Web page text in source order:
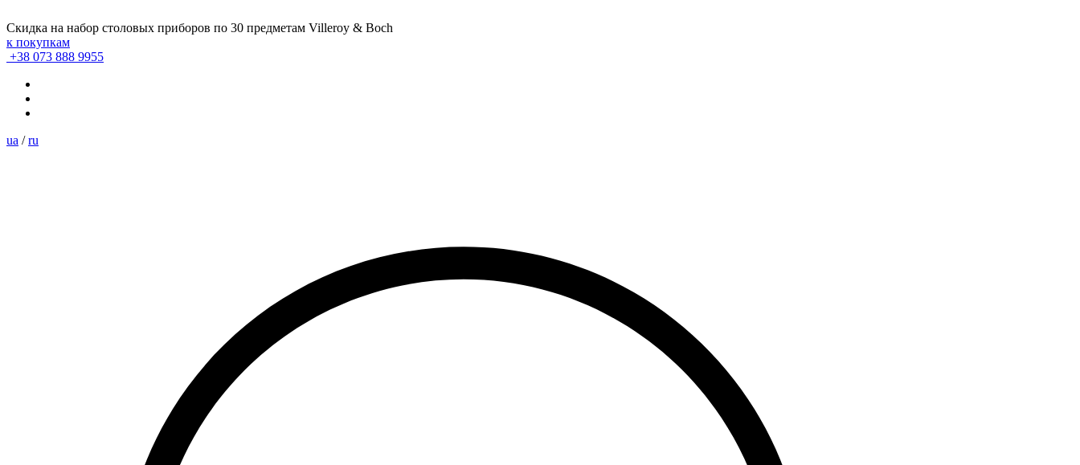
Скидка на набор столовых приборов по 30 предметам Villeroy & Boch
к покупкам
+38 073 888 9955
ua / ru